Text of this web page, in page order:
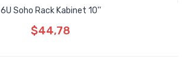
6U Soho Rack Kabinet 10''
$44,78